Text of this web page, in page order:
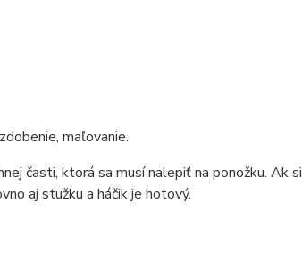
maľovanie.
časti, ktorá sa musí nalepiť na ponožku. Ak
aj stužku a háčik je hotový.